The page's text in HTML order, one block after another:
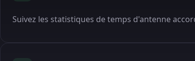
Suivez les statistiques de temps d'antenne